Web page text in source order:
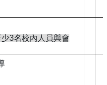
3名校內人員與會